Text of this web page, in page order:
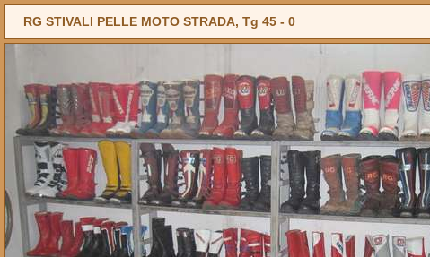
RG STIVALI PELLE MOTO STRADA, Tg 45 - 0